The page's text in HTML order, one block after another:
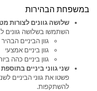
במשפחת הבהירות
שלושה גוונים לצורות
השתמשו בשלושה גוונים
גוון הביניים
גוון ביניים אמצעי
גוון ביניים כהה
שני גווני ביניים
פשטו את גווני הביניים
להשתקפות.